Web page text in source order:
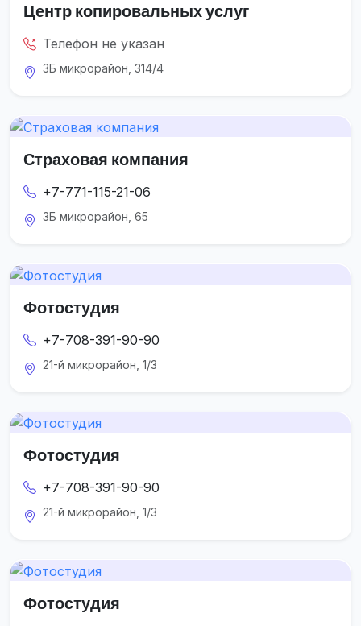
Центр копировальных услуг
Телефон не указан
3Б микрорайон, 314/4
Страховая компания
+7-771-115-21-06
3Б микрорайон, 65
Фотостудия
+7-708-391-90-90
21-й микрорайон, 1/3
Фотостудия
+7-708-391-90-90
21-й микрорайон, 1/3
Фотостудия